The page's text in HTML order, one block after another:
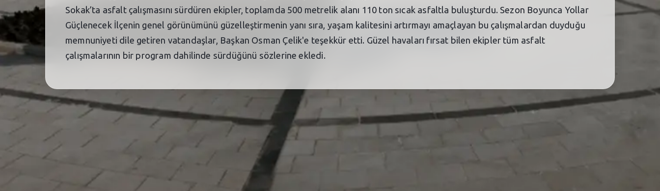
Sokak’ta asfalt çalışmasını sürdüren ekipler, toplamda 500 metrelik alanı 110 ton sıcak asfaltla buluşturdu. Sezon Boyunca Yollar
Güçlenecek İlçenin genel görünümünü güzelleştirmenin yanı sıra, yaşam kalitesini artırmayı amaçlayan bu çalışmalardan duyduğu
memnuniyeti dile getiren vatandaşlar, Başkan Osman Çelik'e teşekkür etti. Güzel havaları fırsat bilen ekipler tüm asfalt
çalışmalarının bir program dahilinde sürdüğünü sözlerine ekledi.